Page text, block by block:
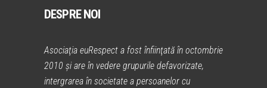
DESPRE NOI
Asociaţia euRespect a fost înfiinţată în octombrie
2010 și are în vedere grupurile defavorizate,
intergrarea în societate a persoanelor cu